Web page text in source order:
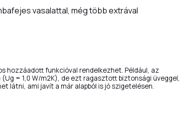
vasalattal, még több extrával
hozzáadott funkcióval rendelkezhet. Például, az
= 1,0 W/m2K), de ezt ragasztott biztonsági üveggel,
látni, ami javít a már alapból is jó szigetelésen.